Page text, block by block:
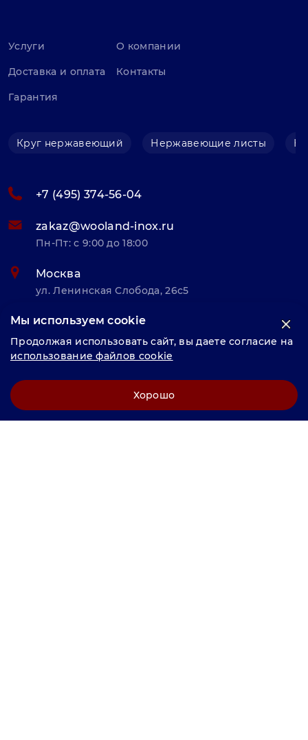
Услуги
Доставка и оплата
Гарантия
О компании
Контакты
Круг нержавеющий Нержавеющие листы
+7 (495) 374-56-04
zakaz@wooland-inox.ru
Пн-Пт: с 9:00 до 18:00
Москва
ул. Ленинская Слобода, 26с5
© «Велунд нержавейка» 2025, Разработка и комплексное
продвижение " LCAgency"
Мы используем cookie
Продолжая использовать сайт, вы даете согласие на
использование файлов cookie
Хорошо